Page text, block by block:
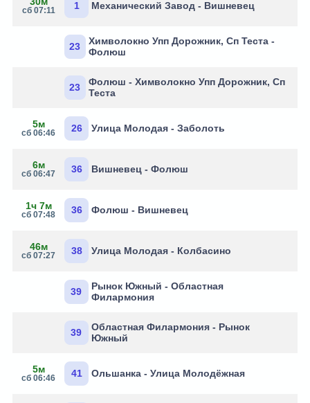
сб 07:11 1 Механический Завод - Вишневец
23
Химволокно Упп Дорожник, Сп Теста -
Фолюш
23
Фолюш - Химволокно Упп Дорожник, Сп
Теста
5м
сб 06:46 26 Улица Молодая - Заболоть
6м
сб 06:47 36 Вишневец - Фолюш
1ч 7м
сб 07:48 36 Фолюш - Вишневец
46м
сб 07:27 38 Улица Молодая - Колбасино
39
Рынок Южный - Областная
Филармония
39
Областная Филармония - Рынок
Южный
5м
сб 06:46 41 Ольшанка - Улица Молодёжная